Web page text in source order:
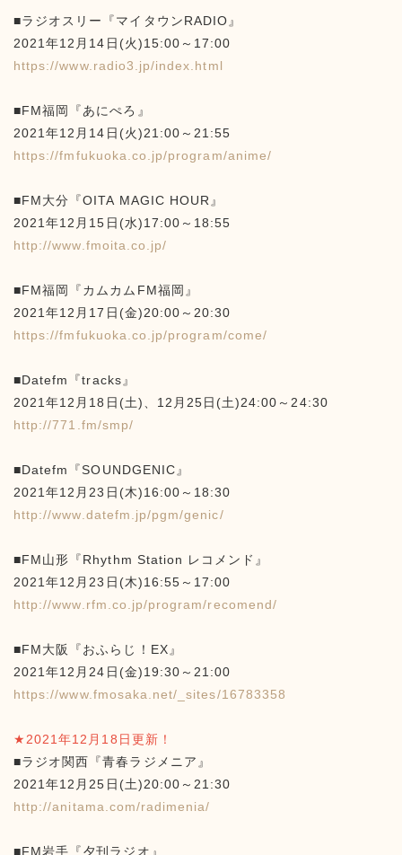
■ラジオスリー『マイタウンRADIO』
2021年12月14日(火)15:00～17:00
https://www.radio3.jp/index.html
■FM福岡『あにぺろ』
2021年12月14日(火)21:00～21:55
https://fmfukuoka.co.jp/program/anime/
■FM大分『OITA MAGIC HOUR』
2021年12月15日(水)17:00～18:55
http://www.fmoita.co.jp/
■FM福岡『カムカムFM福岡』
2021年12月17日(金)20:00～20:30
https://fmfukuoka.co.jp/program/come/
■Datefm『tracks』
2021年12月18日(土)、12月25日(土)24:00～24:30
http://771.fm/smp/
■Datefm『SOUNDGENIC』
2021年12月23日(木)16:00～18:30
http://www.datefm.jp/pgm/genic/
■FM山形『Rhythm Station レコメンド』
2021年12月23日(木)16:55～17:00
http://www.rfm.co.jp/program/recomend/
■FM大阪『おふらじ！EX』
2021年12月24日(金)19:30～21:00
https://www.fmosaka.net/_sites/16783358
★2021年12月18日更新！
■ラジオ関西『青春ラジメニア』
2021年12月25日(土)20:00～21:30
http://anitama.com/radimenia/
■FM岩手『夕刊ラジオ』